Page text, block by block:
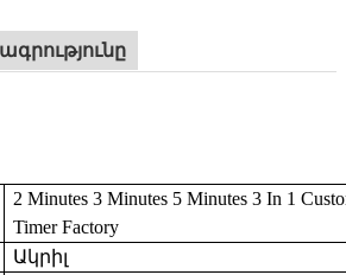
2 Minutes 3 Minutes 5 Minutes 3 In 1
Timer Factory
Ակրիլ